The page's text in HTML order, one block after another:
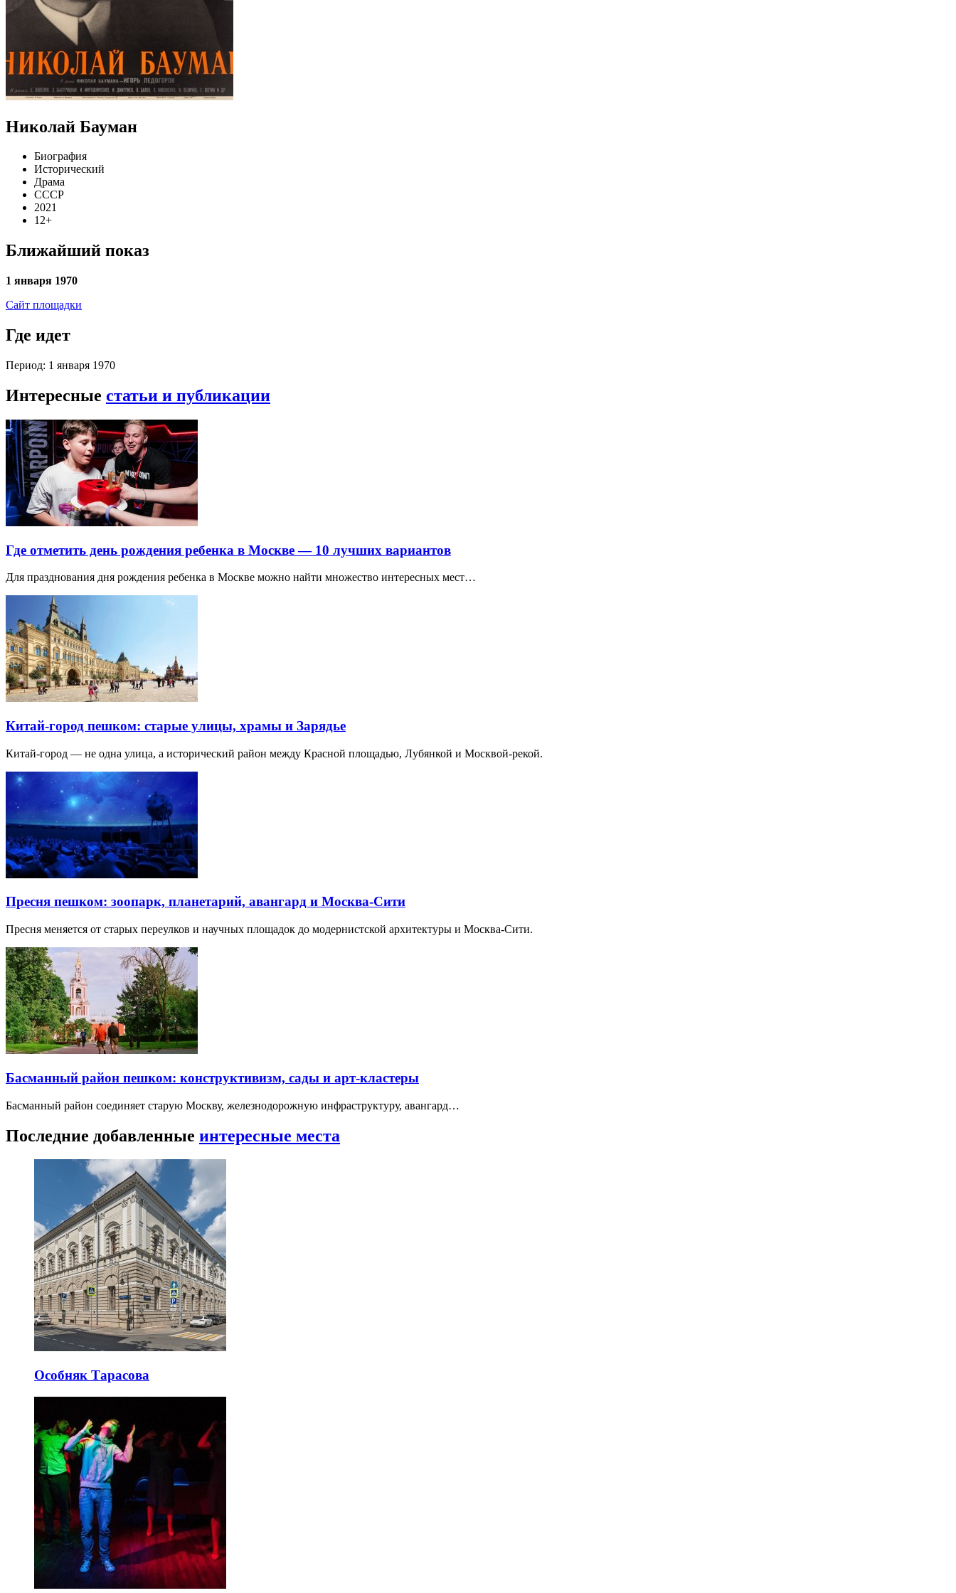
Николай Бауман
Биография
Исторический
Драма
СССР
2021
12+
Ближайший показ
1 января 1970
Сайт площадки
Где идет
Период: 1 января 1970
Интересные статьи и публикации
Где отметить день рождения ребенка в Москве — 10 лучших вариантов
Для празднования дня рождения ребенка в Москве можно найти множество интересных мест…
Китай-город пешком: старые улицы, храмы и Зарядье
Китай-город — не одна улица, а исторический район между Красной площадью, Лубянкой и Москвой-рекой.
Пресня пешком: зоопарк, планетарий, авангард и Москва-Сити
Пресня меняется от старых переулков и научных площадок до модернистской архитектуры и Москва-Сити.
Басманный район пешком: конструктивизм, сады и арт-кластеры
Басманный район соединяет старую Москву, железнодорожную инфраструктуру, авангард…
Последние добавленные интересные места
Особняк Тарасова